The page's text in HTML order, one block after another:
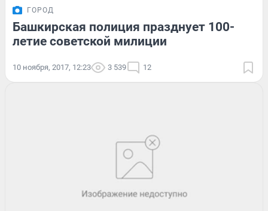
ГОРОД
Башкирская полиция празднует 100-
летие советской милиции
10 ноября, 2017, 12:23 3 539 12